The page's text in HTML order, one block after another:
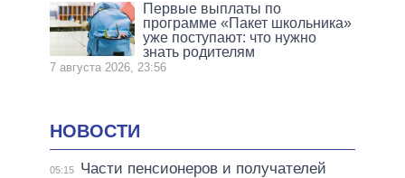
Первые выплаты по
программе «Пакет школьника»
уже поступают: что нужно
знать родителям
7 августа 2026, 23:56
НОВОСТИ
05:15
Части пенсионеров и получателей